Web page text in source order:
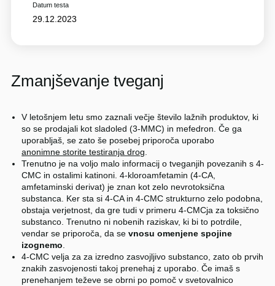
Datum testa
29.12.2023
Zmanjševanje tveganj
V letošnjem letu smo zaznali večje število lažnih produktov, ki
so se prodajali kot sladoled (3-MMC) in mefedron. Če ga
uporabljaš, se zato še posebej priporoča uporabo
anonimne storite testiranja drog
Trenutno je na voljo malo informacij o tveganjih povezanih s 4-
CMC in ostalimi katinoni. 4-kloroamfetamin (4-CA,
amfetaminski derivat) je znan kot zelo nevrotoksična
substanca. Ker sta si 4-CA in 4-CMC strukturno zelo podobna,
obstaja verjetnost, da gre tudi v primeru 4-CMCja za toksično
substanco. Trenutno ni nobenih raziskav, ki bi to potrdile,
vendar se priporoča, da sevnosu omenjene spojine
izognemo
4-CMC velja za za izredno zasvojljivo substanco, zato ob prvih
znakih zasvojenosti takoj prenehaj z uporabo. Če imaš s
prenehanjem teževe se obrni po pomoč v svetovalnico